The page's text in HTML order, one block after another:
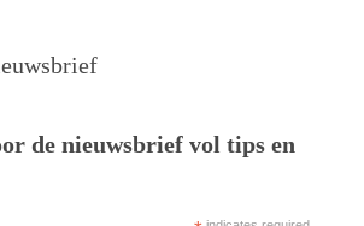
de nieuwsbrief vol tips en